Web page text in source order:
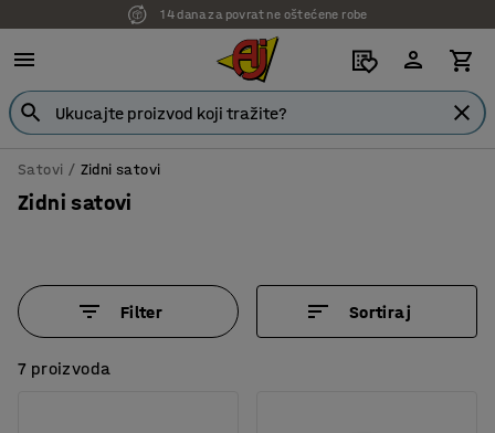
14 dana za povrat ne oštećene robe
7 godina garancije
Satovi Zidni satovi
Zidni satovi
Filter Sortiraj
7 proizvoda